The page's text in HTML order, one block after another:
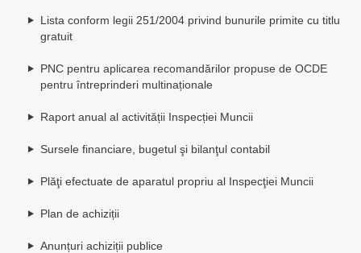
Lista conform legii 251/2004 privind bunurile primite cu titlu
gratuit
PNC pentru aplicarea recomandărilor propuse de OCDE
pentru întreprinderi multinaționale
Raport anual al activității Inspecției Muncii
Sursele financiare, bugetul şi bilanţul contabil
Plăţi efectuate de aparatul propriu al Inspecţiei Muncii
Plan de achiziții
Anunțuri achiziții publice